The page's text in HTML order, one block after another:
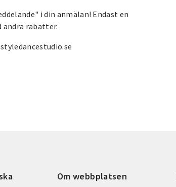
i din anmälan! Endast en
andra rabatter.
Om webbplatsen